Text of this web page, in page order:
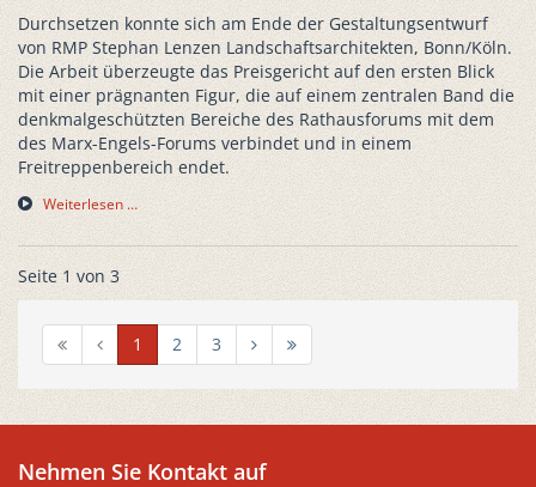
Durchsetzen konnte sich am Ende der Gestaltungsentwurf
von RMP Stephan Lenzen Landschaftsarchitekten, Bonn/Köln.
Die Arbeit überzeugte das Preisgericht auf den ersten Blick
mit einer prägnanten Figur, die auf einem zentralen Band die
denkmalgeschützten Bereiche des Rathausforums mit dem
des Marx-Engels-Forums verbindet und in einem
Freitreppenbereich endet.
Weiterlesen …
Seite 1 von 3
1 2 3
Nehmen Sie Kontakt auf